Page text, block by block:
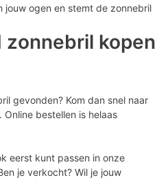
jouw ogen en stemt de zonnebril
zonnebril kopen
gevonden? Kom dan snel naar
bestellen is helaas
eerst kunt passen in onze
je verkocht? Wil je jouw